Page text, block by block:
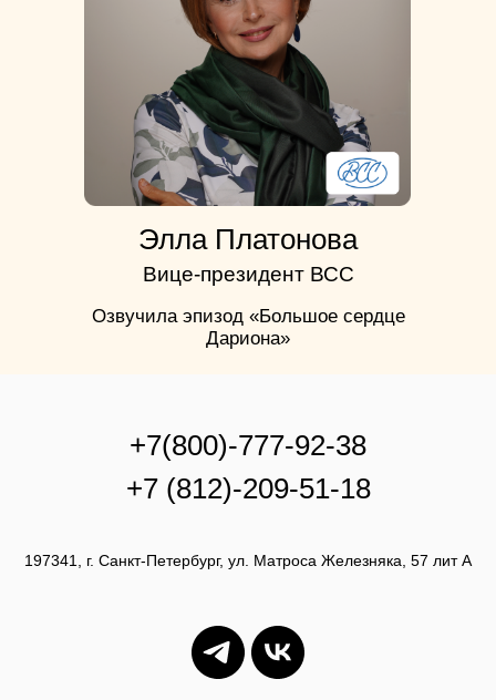
Вице-президент ВСС
Элла Платонова
Озвучила эпизод «Большое сердце
Дариона»
+7(800)-777-92-38
+7 (812)-209-51-18
197341, г. Санкт-Петербург, ул. Матроса Железняка, 57 лит А